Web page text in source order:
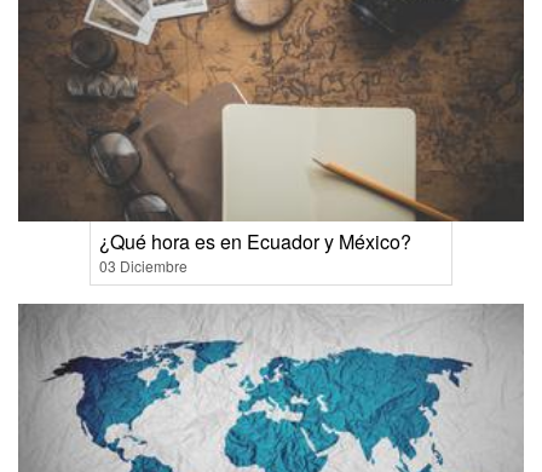
¿Qué hora es en Ecuador y México?
03 Diciembre